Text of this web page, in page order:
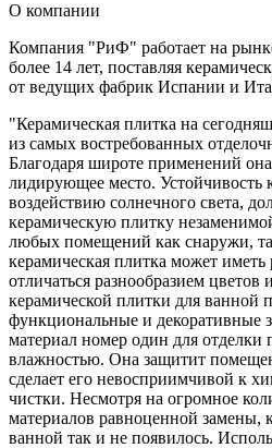
О компании
Компания "РиФ" работает на
более 14 лет, поставляя
от ведущих фабрик Испании и
"Керамическая плитка на
из самых востребованных
Благодаря широте применений
лидирующее место. Устойчивость
воздействию солнечного света,
керамическую плитку
любых помещений как снаружи,
керамическая плитка может иметь
отличаться разнообразием цветов
керамической плитки для ванной
функциональные и декоративные
материал номер один для
влажностью. Она защитит
сделает его невосприимчивой к
чистки. Несмотря на огромное
материалов равноценной замены,
ванной так и не появилось.